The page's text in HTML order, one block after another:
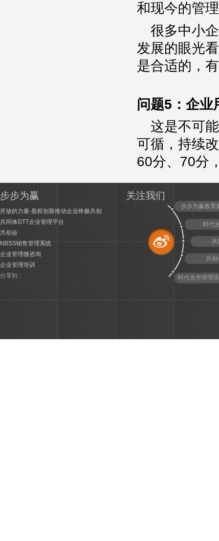
和现今的管
很多中小
发展的眼光
是合适的，
问题5：企业
这是不可
可循，持续
60分、70分
步步为赢
开放的力量-股权创新推动企业终极共创
共同体GTT企业管理平台
共创会
NBSS销售管理系统
企业管理微咨询
企业管理培训
分享到：
关注我们
步步为赢教育
时代
共
共创
时代光华管理